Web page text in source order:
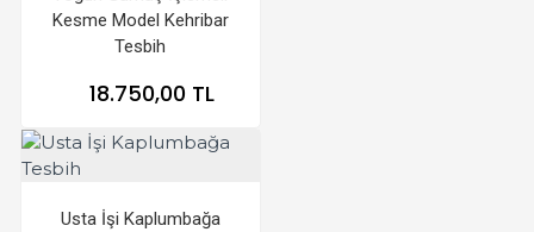
Kesme Model Kehribar
Tesbih
18.750,00 TL
Usta İşi Kaplumbağa